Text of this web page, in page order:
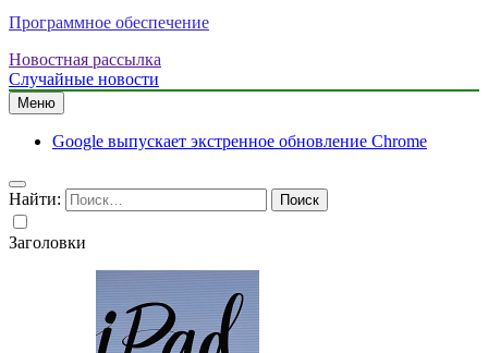
Программное обеспечение
Новостная рассылка
Случайные новости
Меню
Google выпускает экстренное обновление Chrome
Найти:
Заголовки